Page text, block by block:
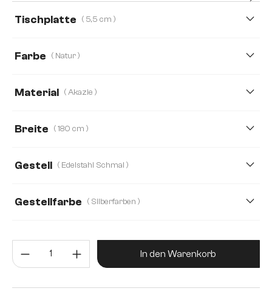
Tischplatte ( 5,5 cm )
Farbe ( Natur )
Material ( Akazie )
Breite ( 180 cm )
300 cm
Gestell ( Edelstahl Schmal )
Edelstahl Breit Edelstahl Schmal Cono
Gestellfarbe ( Silberfarben )
Produkt Anzahl: Gib den
In den Warenkorb